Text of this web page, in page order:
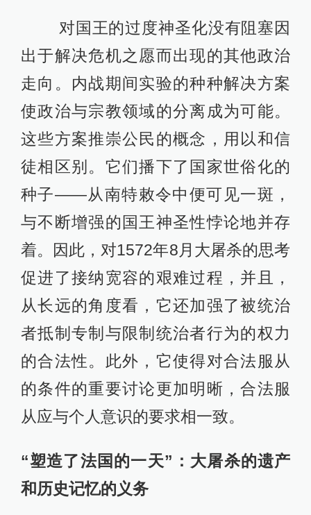
对国王的过度神圣化没有阻塞因
出于解决危机之愿而出现的其他政治
走向。内战期间实验的种种解决方案
使政治与宗教领域的分离成为可能。
这些方案推崇公民的概念，用以和信
徒相区别。它们播下了国家世俗化的
种子——从南特敕令中便可见一斑，
与不断增强的国王神圣性悖论地并存
着。因此，对1572年8月大屠杀的思考
促进了接纳宽容的艰难过程，并且，
从长远的角度看，它还加强了被统治
者抵制专制与限制统治者行为的权力
的合法性。此外，它使得对合法服从
的条件的重要讨论更加明晰，合法服
从应与个人意识的要求相一致。
“塑造了法国的一天”：大屠杀的遗产
和历史记忆的义务